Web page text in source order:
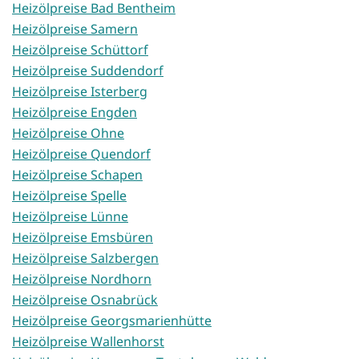
Heizölpreise Bad Bentheim
Heizölpreise Samern
Heizölpreise Schüttorf
Heizölpreise Suddendorf
Heizölpreise Isterberg
Heizölpreise Engden
Heizölpreise Ohne
Heizölpreise Quendorf
Heizölpreise Schapen
Heizölpreise Spelle
Heizölpreise Lünne
Heizölpreise Emsbüren
Heizölpreise Salzbergen
Heizölpreise Nordhorn
Heizölpreise Osnabrück
Heizölpreise Georgsmarienhütte
Heizölpreise Wallenhorst